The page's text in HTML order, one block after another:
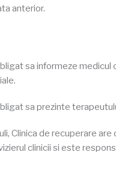
anterior.
sa informeze
sa prezinte
Clinica de recuperare are
clinicii si este